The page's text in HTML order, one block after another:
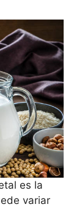
es la
variar